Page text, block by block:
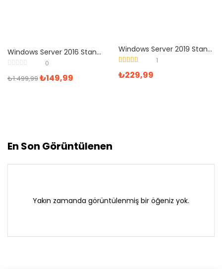
Windows Server 2016 Standard Dijital Lisans
0
₺1.499,99₺149,99
Windows Server 2019 Standard Dijital Lisans
5.00oy aldı
1
₺229,99
En Son Görüntülenen
Yakın zamanda görüntülenmiş bir öğeniz yok.